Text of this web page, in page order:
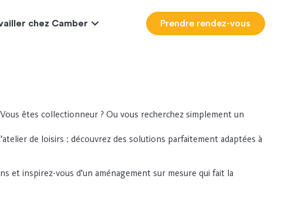
chez Camber Prendre rendez-vous
êtes collectionneur ? Ou vous recherchez simplement un
de loisirs : découvrez des solutions parfaitement adaptées à
et inspirez-vous d’un aménagement sur mesure qui fait la